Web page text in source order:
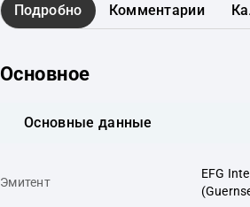
Подробно Комментарии
Основное
Основные данные
Эмитент
EFG